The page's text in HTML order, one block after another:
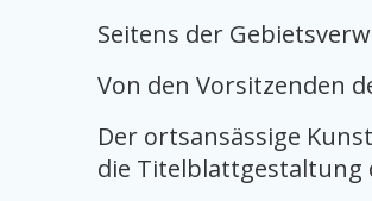
Seitens der
Von den Vorsitzenden
Der ortsansässige
die Titelblattgestaltung